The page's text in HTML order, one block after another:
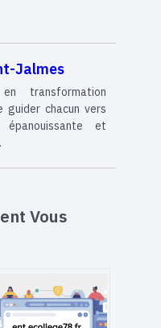
Jalmes
transformation
guider chacun vers
et
Vous